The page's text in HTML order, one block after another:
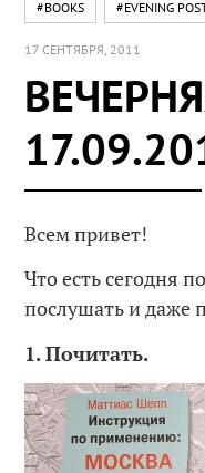
#BOOKS #EVENING
17 СЕНТЯБРЯ, 2011
Всем привет!
Что есть сегодня
послушать и даже
1. Почитать.